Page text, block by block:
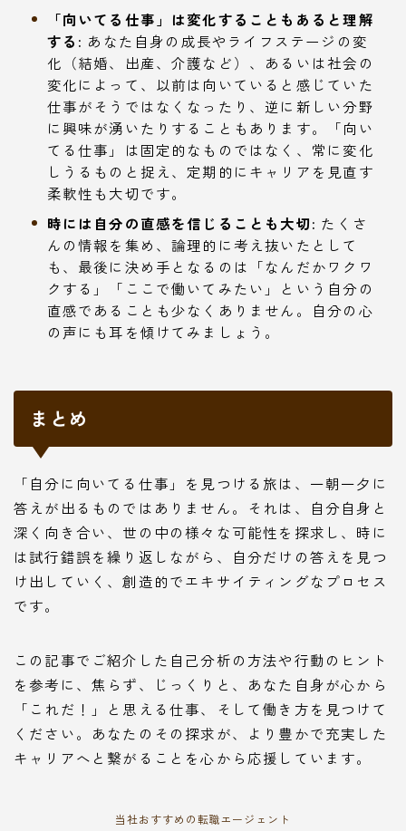
「向いてる仕事」は変化することもあると理解
する: あなた自身の成長やライフステージの変
化（結婚、出産、介護など）、あるいは社会の
変化によって、以前は向いていると感じていた
仕事がそうではなくなったり、逆に新しい分野
に興味が湧いたりすることもあります。「向い
てる仕事」は固定的なものではなく、常に変化
しうるものと捉え、定期的にキャリアを見直す
柔軟性も大切です。
時には自分の直感を信じることも大切: たくさ
んの情報を集め、論理的に考え抜いたとして
も、最後に決め手となるのは「なんだかワクワ
クする」「ここで働いてみたい」という自分の
直感であることも少なくありません。自分の心
の声にも耳を傾けてみましょう。
まとめ
「自分に向いてる仕事」を見つける旅は、一朝一夕に
答えが出るものではありません。それは、自分自身と
深く向き合い、世の中の様々な可能性を探求し、時に
は試行錯誤を繰り返しながら、自分だけの答えを見つ
け出していく、創造的でエキサイティングなプロセス
です。
この記事でご紹介した自己分析の方法や行動のヒント
を参考に、焦らず、じっくりと、あなた自身が心から
「これだ！」と思える仕事、そして働き方を見つけて
ください。あなたのその探求が、より豊かで充実した
キャリアへと繋がることを心から応援しています。
当社おすすめの転職エージェント